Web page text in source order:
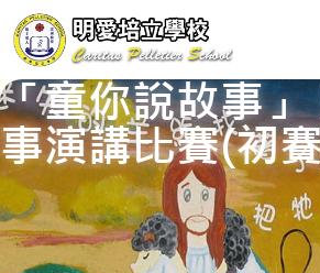
「童你說故事
事演講比賽(初